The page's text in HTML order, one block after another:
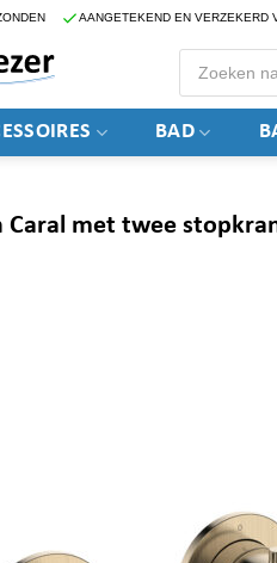
AANGETEKEND EN VERZEKERD
Producten
zoeken
BAD
Caral met twee